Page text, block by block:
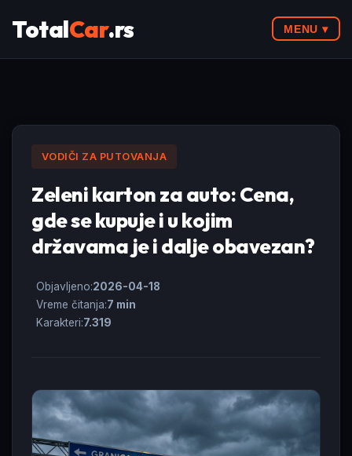
TotalCar.rs MENU ▾
VODIČI ZA PUTOVANJA
Zeleni karton za auto: Cena,
gde se kupuje i u kojim
državama je i dalje obavezan?
Objavljeno:2026-04-18
Vreme čitanja:7 min
Karakteri:7.319